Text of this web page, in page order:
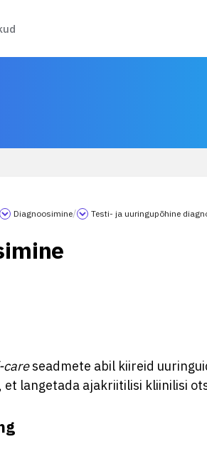
Diagnoosimine/ Testi- ja uuringupõhine
careseadmete abil kiireid
langetada ajakriitilisi kliinilisi